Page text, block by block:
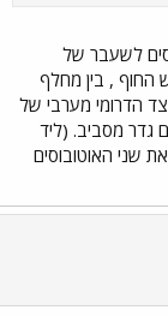
לשעבר של
החוף , בין מחלף
הדרומי מערבי של
גדר מסביב. (ליד
שני האוטובוסים